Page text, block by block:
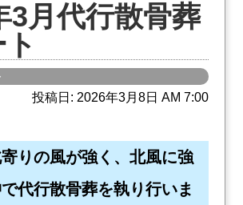
3月代行散骨葬
投稿日: 2026年3月8日 AM 7:00
りの風が強く、北風に強
代行散骨葬を執り行いま